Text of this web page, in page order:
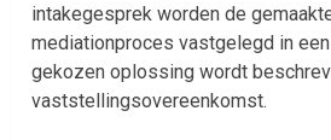
intakegesprek worden de
mediationproces vastgelegd in
gekozen oplossing wordt
vaststellingsovereenkomst.